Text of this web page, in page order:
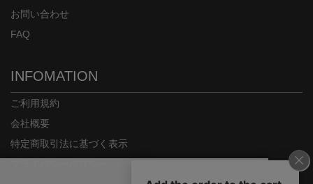
お問い合わせ
FAQ
INFOMATION
ご利用規約
会社概要
特定商取引法に基づく表示